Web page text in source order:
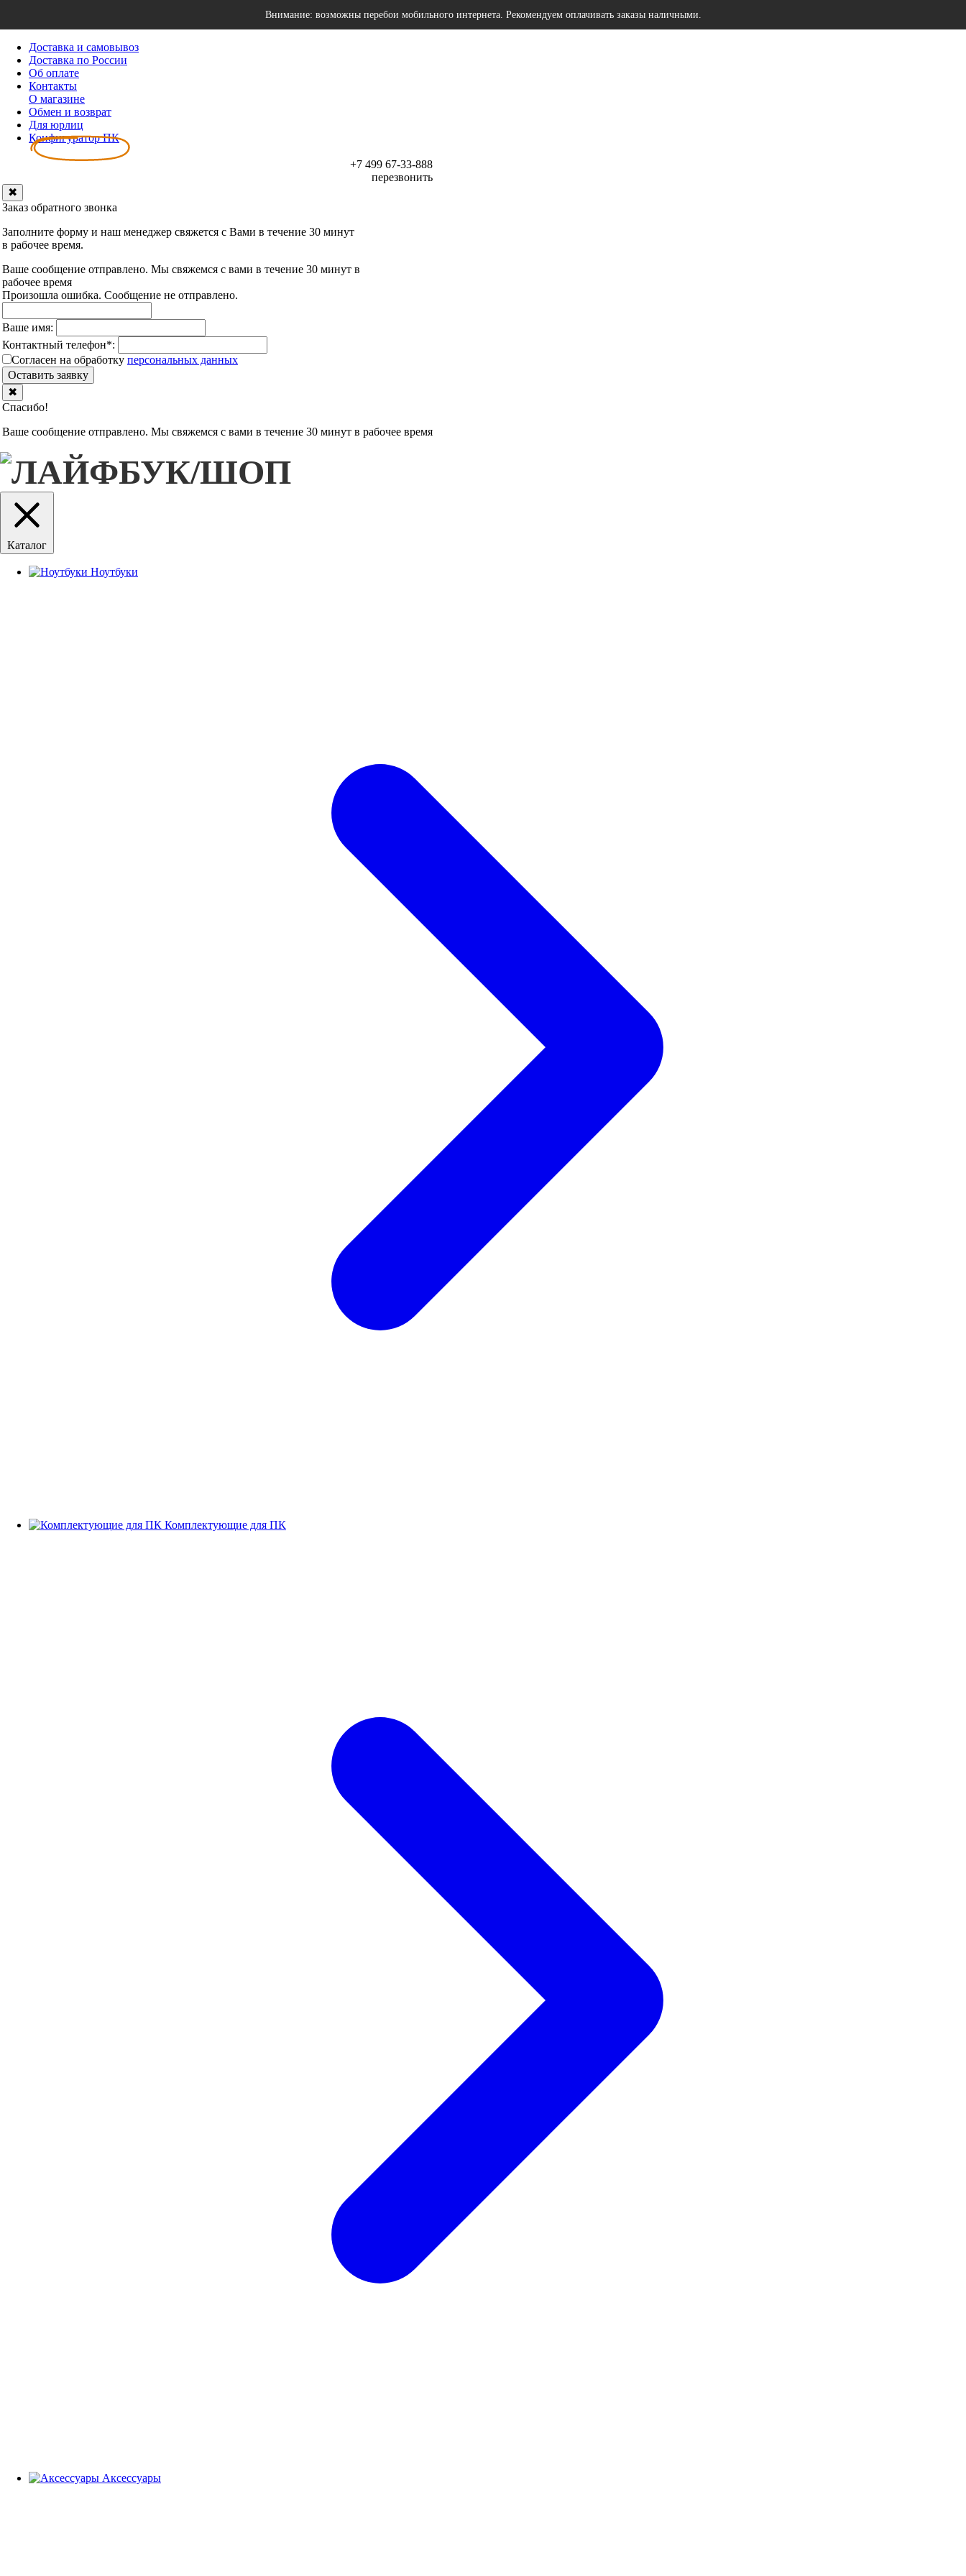
Внимание: возможны перебои мобильного интернета. Рекомендуем оплачивать заказы наличными.
Доставка и самовывоз
Доставка по России
Об оплате
Контакты
О магазине
Обмен и возврат
Для юрлиц
Конфигуратор ПК
+7 499 67-33-888
перезвонить
✖
Заказ обратного звонка
Заполните форму и наш менеджер свяжется с Вами в течение 30 минут
в рабочее время.
Ваше сообщение отправлено. Мы свяжемся с вами в течение 30 минут в
рабочее время
Произошла ошибка. Сообщение не отправлено.
Ваше имя:
Контактный телефон*:
Согласен на обработку персональныx данных
Оставить заявку
✖
Спасибо!
Ваше сообщение отправлено. Мы свяжемся с вами в течение 30 минут в рабочее время
Каталог
Ноутбуки
Комплектующие для ПК
Аксессуары